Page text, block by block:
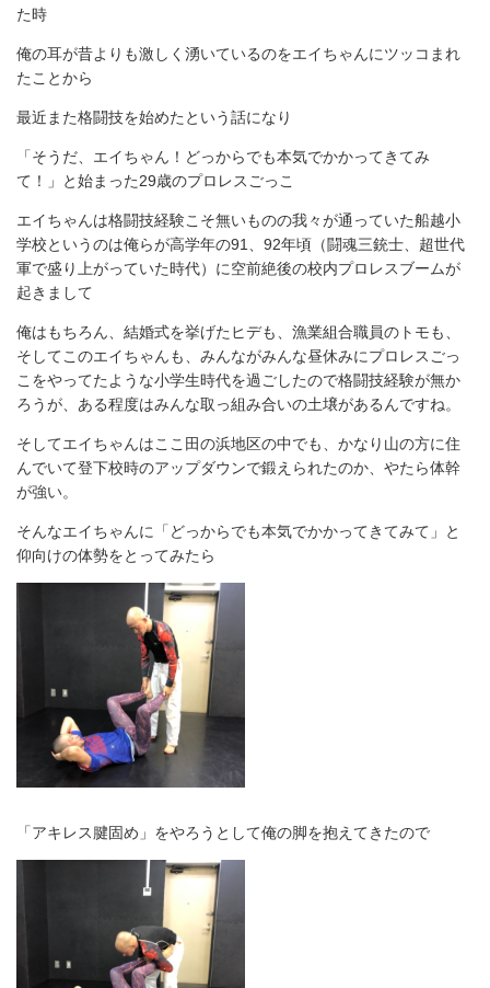
た時
俺の耳が昔よりも激しく湧いているのをエイちゃんにツッコまれ
たことから
最近また格闘技を始めたという話になり
「そうだ、エイちゃん！どっからでも本気でかかってきてみ
て！」と始まった29歳のプロレスごっこ
エイちゃんは格闘技経験こそ無いものの我々が通っていた船越小
学校というのは俺らが高学年の91、92年頃（闘魂三銃士、超世代
軍で盛り上がっていた時代）に空前絶後の校内プロレスブームが
起きまして
俺はもちろん、結婚式を挙げたヒデも、漁業組合職員のトモも、
そしてこのエイちゃんも、みんながみんな昼休みにプロレスごっ
こをやってたような小学生時代を過ごしたので格闘技経験が無か
ろうが、ある程度はみんな取っ組み合いの土壌があるんですね。
そしてエイちゃんはここ田の浜地区の中でも、かなり山の方に住
んでいて登下校時のアップダウンで鍛えられたのか、やたら体幹
が強い。
そんなエイちゃんに「どっからでも本気でかかってきてみて」と
仰向けの体勢をとってみたら
「アキレス腱固め」をやろうとして俺の脚を抱えてきたので